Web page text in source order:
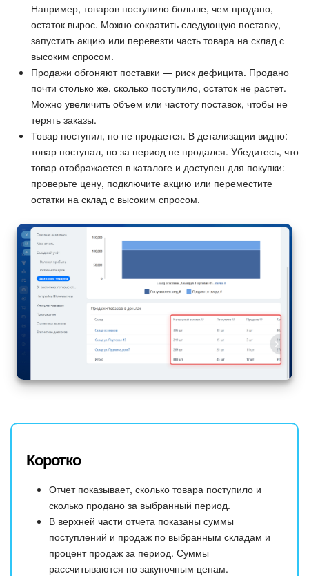
Например, товаров поступило больше, чем продано,
остаток вырос. Можно сократить следующую поставку,
запустить акцию или перевезти часть товара на склад с
высоким спросом.
Продажи обгоняют поставки — риск дефицита. Продано
почти столько же, сколько поступило, остаток не растет.
Можно увеличить объем или частоту поставок, чтобы не
терять заказы.
Товар поступил, но не продается. В детализации видно:
товар поступал, но за период не продался. Убедитесь, что
товар отображается в каталоге и доступен для покупки:
проверьте цену, подключите акцию или переместите
остатки на склад с высоким спросом.
Коротко
Отчет показывает, сколько товара поступило и
сколько продано за выбранный период.
В верхней части отчета показаны суммы
поступлений и продаж по выбранным складам и
процент продаж за период. Суммы
рассчитываются по закупочным ценам.